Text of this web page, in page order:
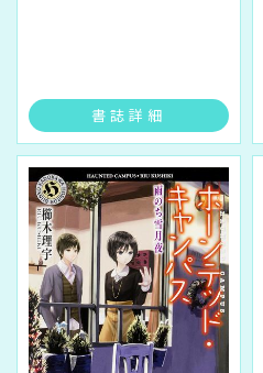
書誌詳細